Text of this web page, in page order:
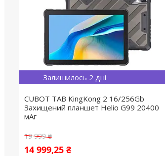
Залишилось 2 дні
CUBOT ТАВ KingKong 2 16/256Gb
Захищений планшет Helio G99 20400
мАг
19 999 ₴
14 999,25 ₴